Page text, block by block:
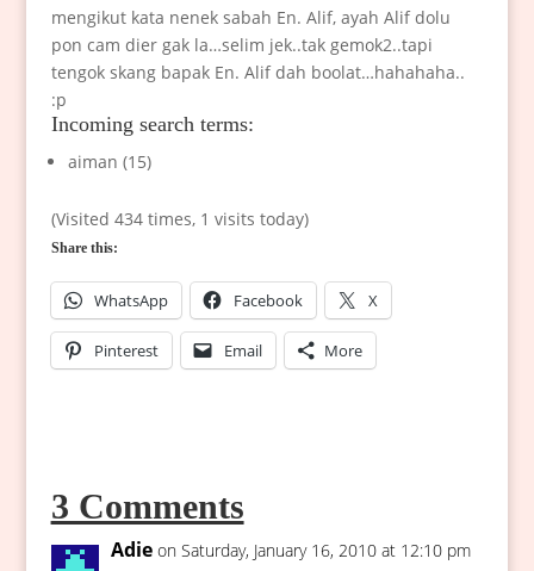
mengikut kata nenek sabah En. Alif, ayah Alif dolu
pon cam dier gak la…selim jek..tak gemok2..tapi
tengok skang bapak En. Alif dah boolat…hahahaha..
:p
Incoming search terms:
aiman (15)
(Visited 434 times, 1 visits today)
Share this:
WhatsApp Facebook X
Pinterest Email More
3 Comments
Adie on Saturday, January 16, 2010 at 12:10 pm